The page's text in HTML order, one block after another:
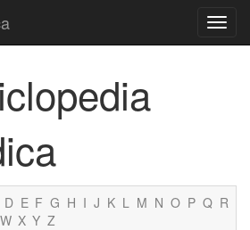
D E F G H I J K L M N O P Q R
W X Y Z